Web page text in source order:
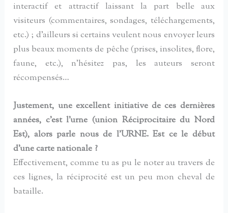
interactif et attractif laissant la part belle aux
visiteurs (commentaires, sondages, téléchargements,
etc.) ; d’ailleurs si certains veulent nous envoyer leurs
plus beaux moments de pêche (prises, insolites, flore,
faune, etc.), n’hésitez pas, les auteurs seront
récompensés…
Justement, une excellent initiative de ces dernières
années, c’est l’urne (union Réciprocitaire du Nord
Est), alors parle nous de l’URNE. Est ce le début
d’une carte nationale ?
Effectivement, comme tu as pu le noter au travers de
ces lignes, la réciprocité est un peu mon cheval de
bataille.